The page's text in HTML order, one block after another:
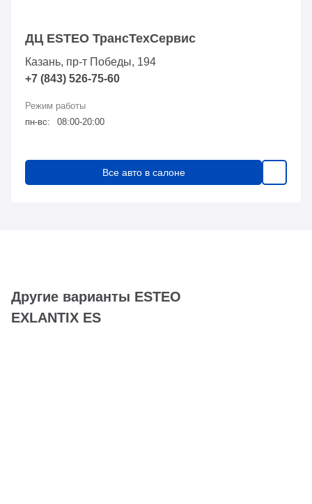
ДЦ ESTEO ТрансТехСервис
Казань, пр-т Победы, 194
+7 (843) 526-75-60
пн-вс: 08:00-20:00
Все авто в салоне
Другие варианты ESTEO
EXLANTIX ES